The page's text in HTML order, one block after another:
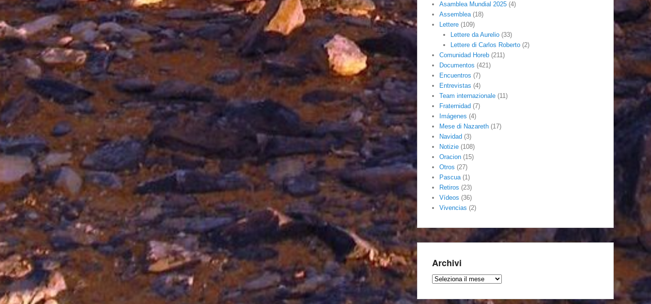
Asamblea Mundial 2025 (4)
Assemblea(18)
Lettere (109)
Lettere da Aurelio(33)
Lettere di Carlos Roberto(2)
Comunidad Horeb (211)
Documentos (421)
Encuentros (7)
Entrevistas (4)
Team internazionale (11)
Fraternidad (7)
Imágenes (4)
Mese di Nazareth (17)
Navidad (3)
Notizie (108)
Oracion (15)
Otros (27)
Pascua(1)
Retiros (23)
Vídeos (36)
Vivencias (2)
Archivi
Archivi